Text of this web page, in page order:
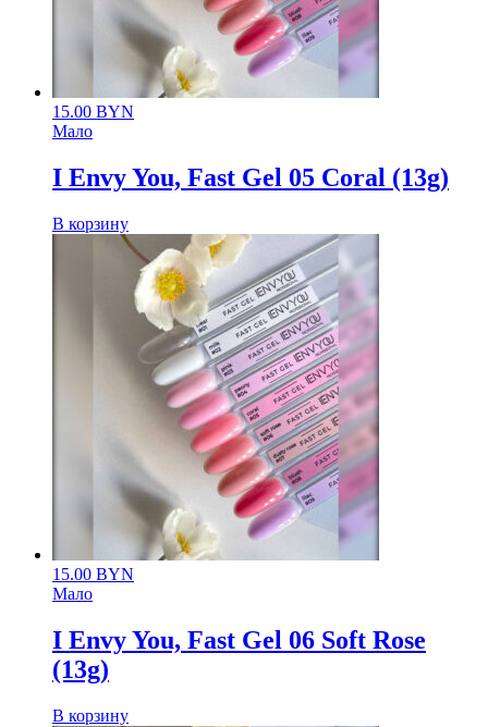
15.00 BYN
Мало
I Envy You, Fast Gel 05 Coral (13g)
В корзину
15.00 BYN
Мало
I Envy You, Fast Gel 06 Soft Rose
(13g)
В корзину